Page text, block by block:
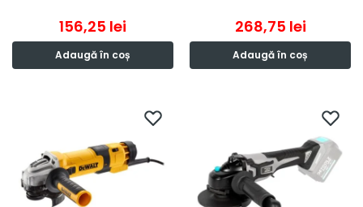
156,25 lei
Adaugă în coș
268,75 lei
Adaugă în coș